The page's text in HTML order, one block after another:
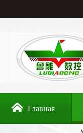
Главная